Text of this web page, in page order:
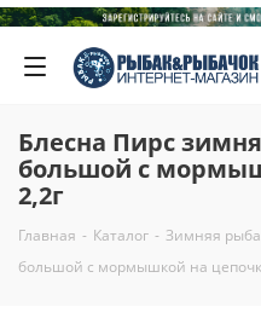
Блесна Пирс
большой с
2,2г
Главная - Каталог - Зимняя
большой с мормышкой на